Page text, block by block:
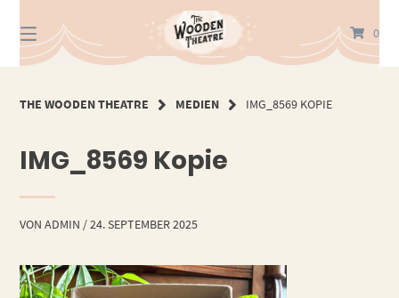
zum
Inhalt
0
THE WOODEN THEATRE MEDIEN IMG_8569 KOPIE
IMG_8569 Kopie
VONADMIN /24. SEPTEMBER 2025